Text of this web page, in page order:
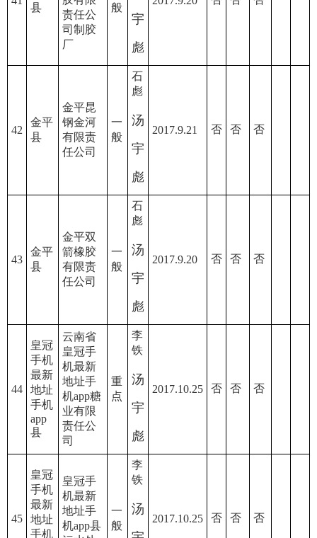
县
责任公
司制胶
厂
般
宇
彪
42
金平
县
金平昆
钢金河
有限责
任公司
一
般
石
彪
汤
宇
彪
2017.9.21 否 否 否
43
金平
县
金平双
箭橡胶
有限责
任公司
一
般
石
彪
汤
宇
彪
2017.9.20 否 否 否
44
皇冠
手机
最新
地址
手机
app
县
云南省
皇冠手
机最新
地址手
机app糖
业有限
责任公
司
重
点
李
铁
汤
宇
彪
2017.10.25 否 否 否
45
皇冠
手机
最新
地址
手机
皇冠手
机最新
地址手
机app县
一
般
李
铁
汤
2017.10.25 否 否 否